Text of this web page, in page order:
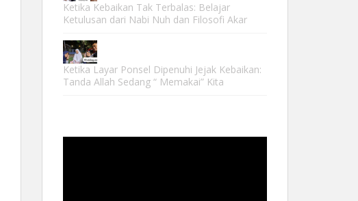
Ketika Kebaikan Tak Terbalas: Belajar
Ketulusan dari Nabi Nuh dan Filosofi Akar
Ketika Layar Ponsel Dipenuhi Jejak Kebaikan:
Tanda Allah Sedang “ Memakai” Kita